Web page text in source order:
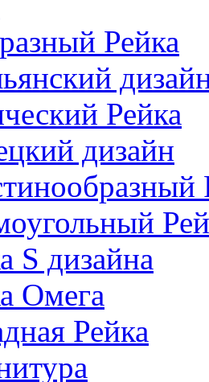
Рейка
Рейка
дизайн
S дизайна
Омега
Рейка